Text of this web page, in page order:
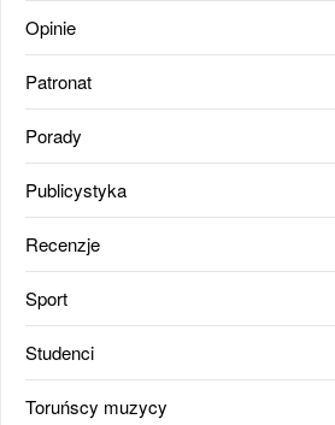
Opinie
Patronat
Porady
Publicystyka
Recenzje
Sport
Studenci
Toruńscy muzycy